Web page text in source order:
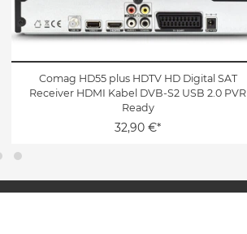
Comag HD55 plus HDTV HD Digital SAT
Receiver HDMI Kabel DVB-S2 USB 2.0 PVR
Ready
32,90 €*